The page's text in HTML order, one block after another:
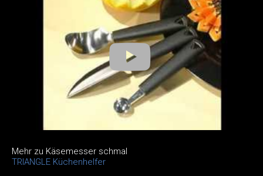
Mehr zu Käsemesser schmal
TRIANGLE Küchenhelfer